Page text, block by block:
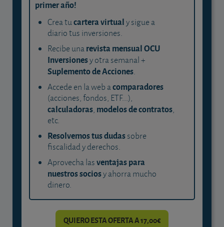
primer año!
Crea tucartera virtualy sigue a
diario tus inversiones.
Recibe unarevista mensual OCU
Inversionesy otra semanal +
Suplemento de Acciones.
Accede en la web acomparadores
(acciones, fondos, ETF...),
calculadoras, modelos de contratos,
etc.
Resolvemos tus dudassobre
fiscalidad y derechos.
Aprovecha lasventajas para
nuestros sociosy ahorra mucho
dinero.
QUIERO ESTA OFERTA A 17,00€